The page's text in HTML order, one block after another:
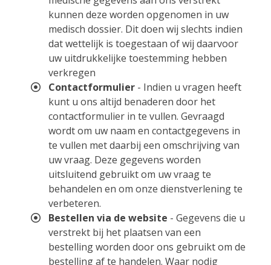
kunnen deze worden opgenomen in uw
medisch dossier. Dit doen wij slechts indien
dat wettelijk is toegestaan of wij daarvoor
uw uitdrukkelijke toestemming hebben
verkregen
Contactformulier - Indien u vragen heeft
kunt u ons altijd benaderen door het
contactformulier in te vullen. Gevraagd
wordt om uw naam en contactgegevens in
te vullen met daarbij een omschrijving van
uw vraag. Deze gegevens worden
uitsluitend gebruikt om uw vraag te
behandelen en om onze dienstverlening te
verbeteren.
Bestellen via de website - Gegevens die u
verstrekt bij het plaatsen van een
bestelling worden door ons gebruikt om de
bestelling af te handelen. Waar nodig